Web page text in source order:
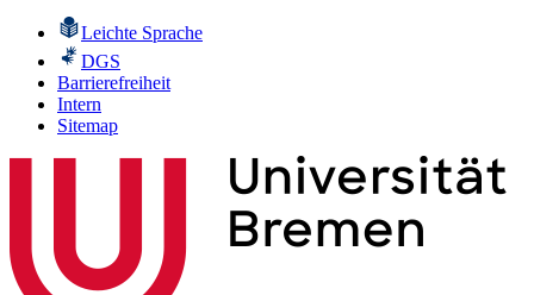
Leichte Sprache
DGS
Barrierefreiheit
Intern
Sitemap